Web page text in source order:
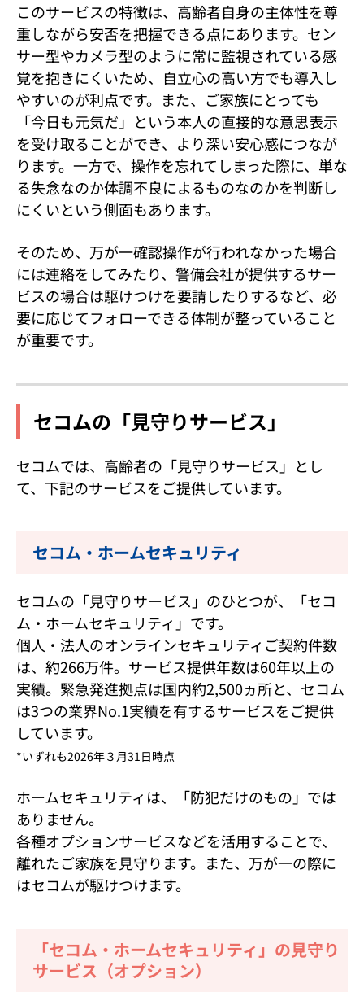
このサービスの特徴は、高齢者自身の主体性を尊
重しながら安否を把握できる点にあります。セン
サー型やカメラ型のように常に監視されている感
覚を抱きにくいため、自立心の高い方でも導入し
やすいのが利点です。また、ご家族にとっても
「今日も元気だ」という本人の直接的な意思表示
を受け取ることができ、より深い安心感につなが
ります。一方で、操作を忘れてしまった際に、単な
る失念なのか体調不良によるものなのかを判断し
にくいという側面もあります。
そのため、万が一確認操作が行われなかった場合
には連絡をしてみたり、警備会社が提供するサー
ビスの場合は駆けつけを要請したりするなど、必
要に応じてフォローできる体制が整っていること
が重要です。
セコムの「見守りサービス」
セコムでは、高齢者の「見守りサービス」とし
て、下記のサービスをご提供しています。
セコム・ホームセキュリティ
セコムの「見守りサービス」のひとつが、「セコ
ム・ホームセキュリティ」です。
個人・法人のオンラインセキュリティご契約件数
は、約266万件。サービス提供年数は60年以上の
実績。緊急発進拠点は国内約2,500ヵ所と、セコム
は3つの業界No.1実績を有するサービスをご提供
しています。
*いずれも2026年３月31日時点
ホームセキュリティは、「防犯だけのもの」では
ありません。
各種オプションサービスなどを活用することで、
離れたご家族を見守ります。また、万が一の際に
はセコムが駆けつけます。
「セコム・ホームセキュリティ」の見守り
サービス（オプション）